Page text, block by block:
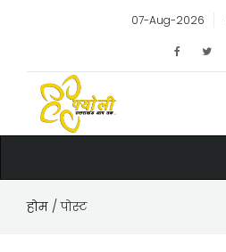
07-Aug-2026
होम / पोस्ट